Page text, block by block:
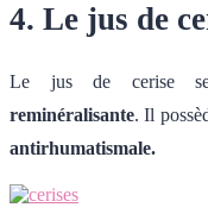
4. Le jus de
Le jus de cerise
reminéralisante. Il
antirhumatismale.